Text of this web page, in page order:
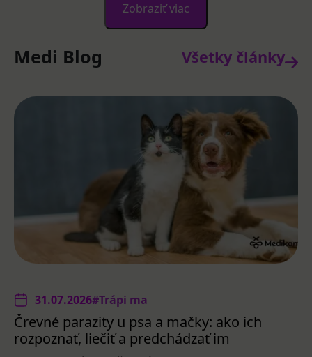
Zobraziť viac
Medi Blog Všetky články
31.07.2026#Trápi ma
Črevné parazity u psa a mačky: ako ich
rozpoznať, liečiť a predchádzať im